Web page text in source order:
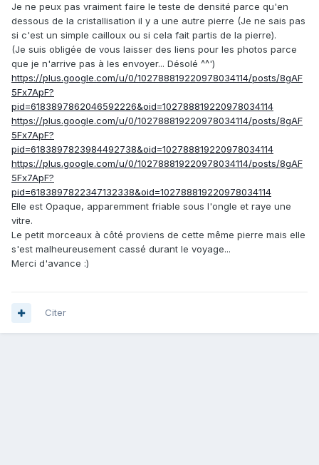
Je ne peux pas vraiment faire le teste de densité parce qu'en
dessous de la cristallisation il y a une autre pierre (Je ne sais pas
si c'est un simple cailloux ou si cela fait partis de la pierre).
(Je suis obligée de vous laisser des liens pour les photos parce
que je n'arrive pas à les envoyer... Désolé ^^')
https://plus.google.com/u/0/102788819220978034114/posts/8gAF
5Fx7ApF?
pid=6183897862046592226&oid=102788819220978034114
https://plus.google.com/u/0/102788819220978034114/posts/8gAF
5Fx7ApF?
pid=6183897823984492738&oid=102788819220978034114
https://plus.google.com/u/0/102788819220978034114/posts/8gAF
5Fx7ApF?
pid=6183897822347132338&oid=102788819220978034114
Elle est Opaque, apparemment friable sous l'ongle et raye une
vitre.
Le petit morceaux à côté proviens de cette même pierre mais elle
s'est malheureusement cassé durant le voyage...
Merci d'avance :)
Citer